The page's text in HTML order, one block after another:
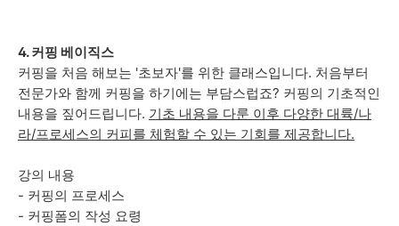
4. 커핑 베이직스
커핑을 처음 해보는 '초보자'를 위한 클래스입니다. 처음부터
전문가와 함께 커핑을 하기에는 부담스럽죠? 커핑의 기초적인
내용을 짚어드립니다. 기초 내용을 다룬 이후 다양한 대륙/나
라/프로세스의 커피를 체험할 수 있는 기회를 제공합니다.
강의 내용
- 커핑의 프로세스
- 커핑폼의 작성 요령